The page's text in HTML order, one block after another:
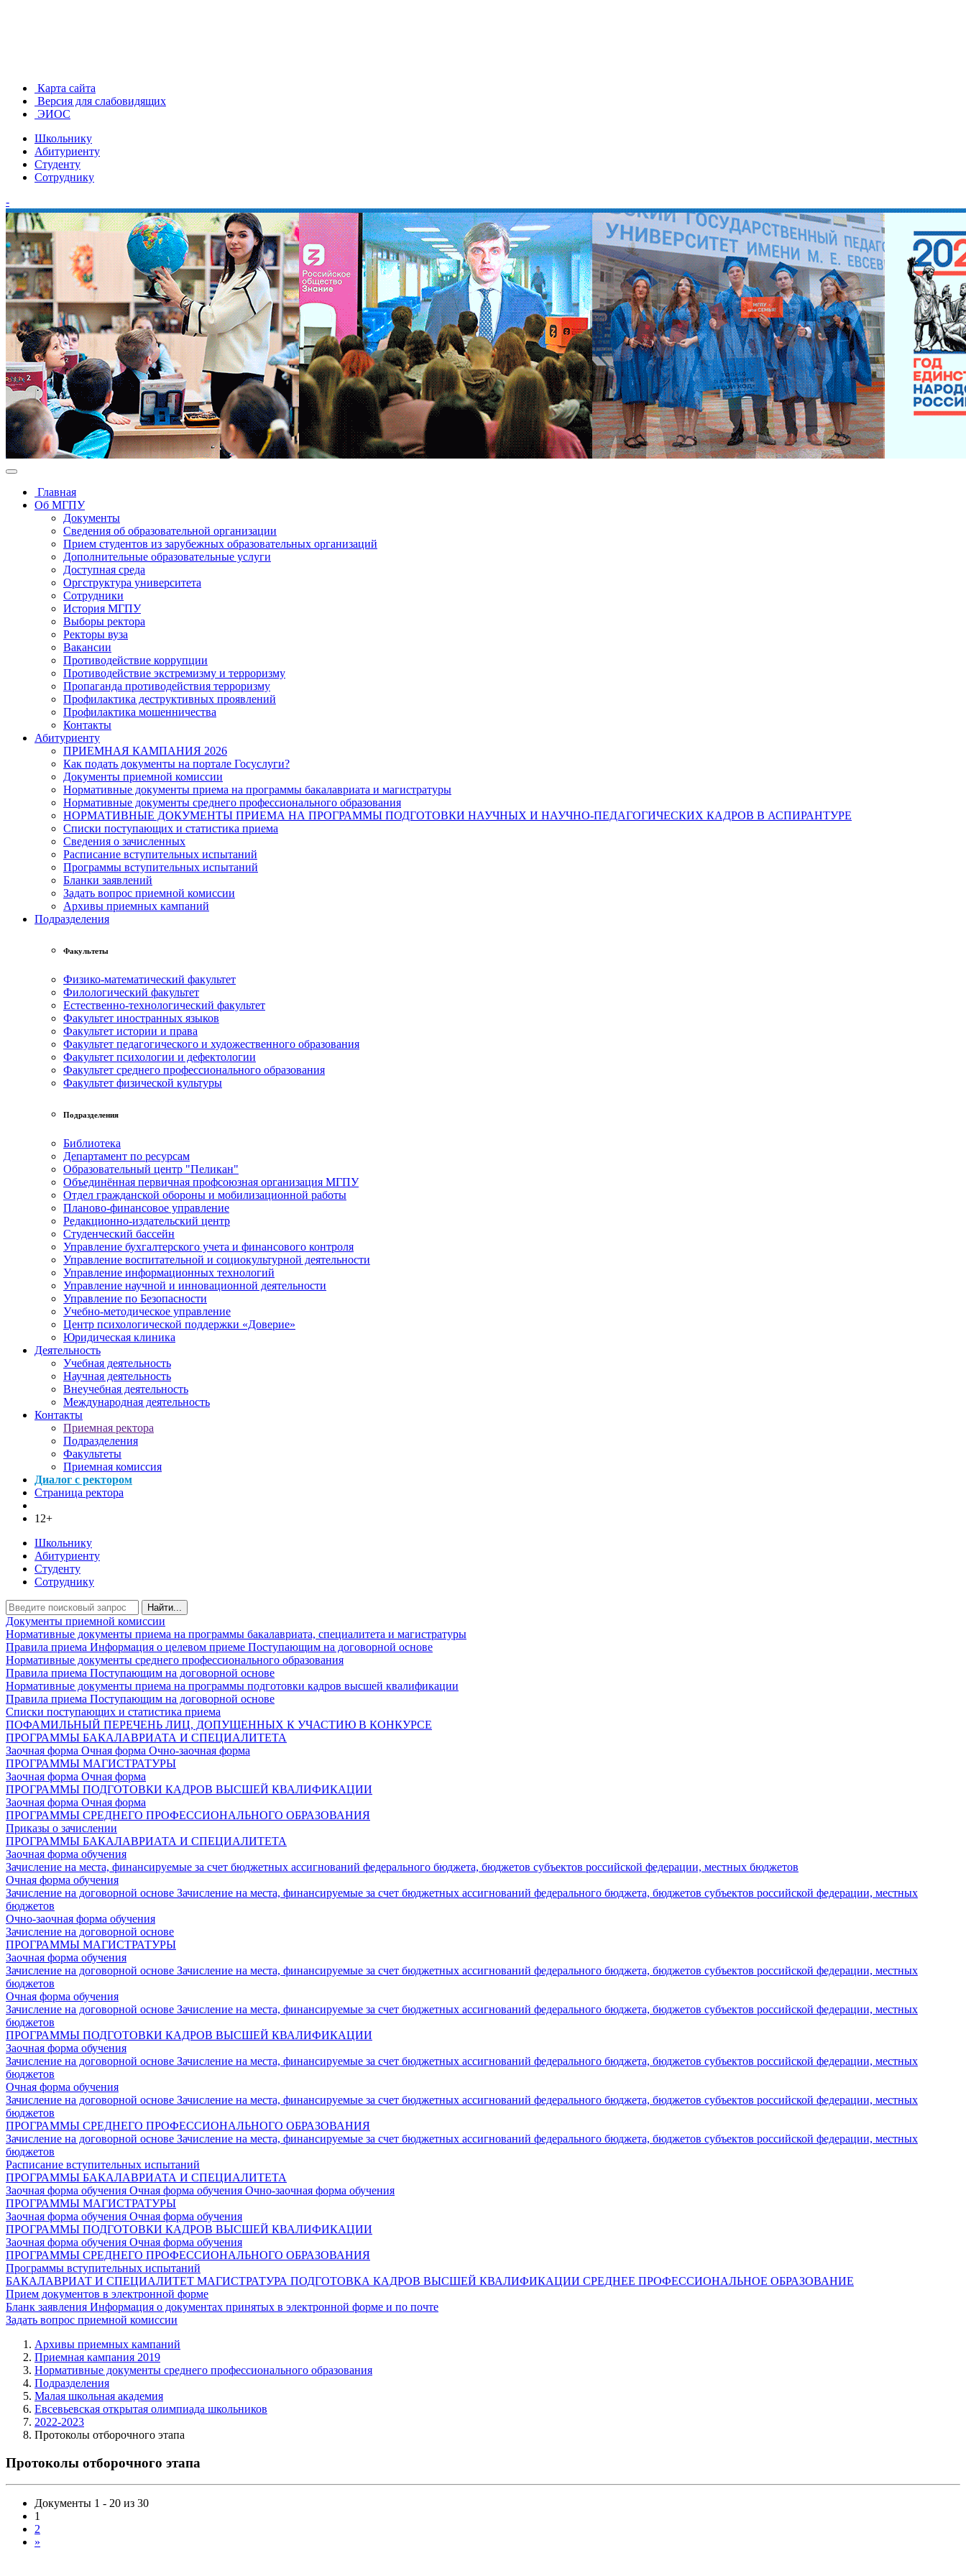
Карта сайта
Версия для слабовидящих
ЭИОС
Школьнику
Абитуриенту
Студенту
Сотруднику
-
Главная
Об МГПУ
Документы
Сведения об образовательной организации
Прием студентов из зарубежных образовательных организаций
Дополнительные образовательные услуги
Доступная среда
Оргструктура университета
Сотрудники
История МГПУ
Выборы ректора
Ректоры вуза
Вакансии
Противодействие коррупции
Противодействие экстремизму и терроризму
Пропаганда противодействия терроризму
Профилактика деструктивных проявлений
Профилактика мошенничества
Контакты
Абитуриенту
ПРИЕМНАЯ КАМПАНИЯ 2026
Как подать документы на портале Госуслуги?
Документы приемной комиссии
Нормативные документы приема на программы бакалавриата и магистратуры
Нормативные документы среднего профессионального образования
НОРМАТИВНЫЕ ДОКУМЕНТЫ ПРИЕМА НА ПРОГРАММЫ ПОДГОТОВКИ НАУЧНЫХ И НАУЧНО-ПЕДАГОГИЧЕСКИХ КАДРОВ В АСПИРАНТУРЕ
Списки поступающих и статистика приема
Сведения о зачисленных
Расписание вступительных испытаний
Программы вступительных испытаний
Бланки заявлений
Задать вопрос приемной комиссии
Архивы приемных кампаний
Подразделения
Факультеты
Физико-математический факультет
Филологический факультет
Естественно-технологический факультет
Факультет иностранных языков
Факультет истории и права
Факультет педагогического и художественного образования
Факультет психологии и дефектологии
Факультет среднего профессионального образования
Факультет физической культуры
Подразделения
Библиотека
Департамент по ресурсам
Образовательный центр "Пеликан"
Объединённая первичная профсоюзная организация МГПУ
Отдел гражданской обороны и мобилизационной работы
Планово-финансовое управление
Редакционно-издательский центр
Студенческий бассейн
Управление бухгалтерского учета и финансового контроля
Управление воспитательной и социокультурной деятельности
Управление информационных технологий
Управление научной и инновационной деятельности
Управление по Безопасности
Учебно-методическое управление
Центр психологической поддержки «Доверие»
Юридическая клиника
Деятельность
Учебная деятельность
Научная деятельность
Внеучебная деятельность
Международная деятельность
Контакты
Приемная ректора
Подразделения
Факультеты
Приемная комиссия
Диалог с ректором
Страница ректора
12+
Школьнику
Абитуриенту
Студенту
Сотруднику
Найти...
Документы приемной комиссии
Нормативные документы приема на программы бакалавриата, специалитета и магистратуры
Правила приема Информация о целевом приеме Поступающим на договорной основе
Нормативные документы среднего профессионального образования
Правила приема Поступающим на договорной основе
Нормативные документы приема на программы подготовки кадров высшей квалификации
Правила приема Поступающим на договорной основе
Списки поступающих и статистика приема
ПОФАМИЛЬНЫЙ ПЕРЕЧЕНЬ ЛИЦ, ДОПУЩЕННЫХ К УЧАСТИЮ В КОНКУРСЕ
ПРОГРАММЫ БАКАЛАВРИАТА И СПЕЦИАЛИТЕТА
Заочная форма Очная форма Очно-заочная форма
ПРОГРАММЫ МАГИСТРАТУРЫ
Заочная форма Очная форма
ПРОГРАММЫ ПОДГОТОВКИ КАДРОВ ВЫСШЕЙ КВАЛИФИКАЦИИ
Заочная форма Очная форма
ПРОГРАММЫ СРЕДНЕГО ПРОФЕССИОНАЛЬНОГО ОБРАЗОВАНИЯ
Приказы о зачислении
ПРОГРАММЫ БАКАЛАВРИАТА И СПЕЦИАЛИТЕТА
Заочная форма обучения
Зачисление на места, финансируемые за счет бюджетных ассигнований федерального бюджета, бюджетов субъектов российской федерации, местных бюджетов
Очная форма обучения
Зачисление на договорной основе Зачисление на места, финансируемые за счет бюджетных ассигнований федерального бюджета, бюджетов субъектов российской федерации, местных
бюджетов
Очно-заочная форма обучения
Зачисление на договорной основе
ПРОГРАММЫ МАГИСТРАТУРЫ
Заочная форма обучения
Зачисление на договорной основе Зачисление на места, финансируемые за счет бюджетных ассигнований федерального бюджета, бюджетов субъектов российской федерации, местных
бюджетов
Очная форма обучения
Зачисление на договорной основе Зачисление на места, финансируемые за счет бюджетных ассигнований федерального бюджета, бюджетов субъектов российской федерации, местных
бюджетов
ПРОГРАММЫ ПОДГОТОВКИ КАДРОВ ВЫСШЕЙ КВАЛИФИКАЦИИ
Заочная форма обучения
Зачисление на договорной основе Зачисление на места, финансируемые за счет бюджетных ассигнований федерального бюджета, бюджетов субъектов российской федерации, местных
бюджетов
Очная форма обучения
Зачисление на договорной основе Зачисление на места, финансируемые за счет бюджетных ассигнований федерального бюджета, бюджетов субъектов российской федерации, местных
бюджетов
ПРОГРАММЫ СРЕДНЕГО ПРОФЕССИОНАЛЬНОГО ОБРАЗОВАНИЯ
Зачисление на договорной основе Зачисление на места, финансируемые за счет бюджетных ассигнований федерального бюджета, бюджетов субъектов российской федерации, местных
бюджетов
Расписание вступительных испытаний
ПРОГРАММЫ БАКАЛАВРИАТА И СПЕЦИАЛИТЕТА
Заочная форма обучения Очная форма обучения Очно-заочная форма обучения
ПРОГРАММЫ МАГИСТРАТУРЫ
Заочная форма обучения Очная форма обучения
ПРОГРАММЫ ПОДГОТОВКИ КАДРОВ ВЫСШЕЙ КВАЛИФИКАЦИИ
Заочная форма обучения Очная форма обучения
ПРОГРАММЫ СРЕДНЕГО ПРОФЕССИОНАЛЬНОГО ОБРАЗОВАНИЯ
Программы вступительных испытаний
БАКАЛАВРИАТ И СПЕЦИАЛИТЕТ МАГИСТРАТУРА ПОДГОТОВКА КАДРОВ ВЫСШЕЙ КВАЛИФИКАЦИИ СРЕДНЕЕ ПРОФЕССИОНАЛЬНОЕ ОБРАЗОВАНИЕ
Прием документов в электронной форме
Бланк заявления Информация о документах принятых в электронной форме и по почте
Задать вопрос приемной комиссии
Архивы приемных кампаний
Приемная кампания 2019
Нормативные документы среднего профессионального образования
Подразделения
Малая школьная академия
Евсевьевская открытая олимпиада школьников
2022-2023
Протоколы отборочного этапа
Протоколы отборочного этапа
Документы 1 - 20 из 30
1
2
»